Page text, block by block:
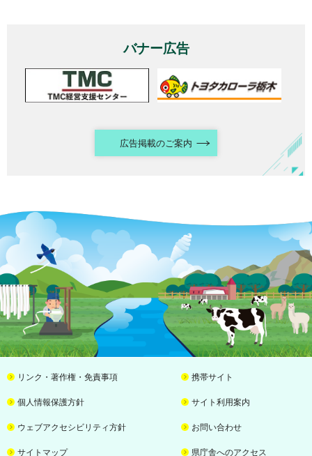
バナー広告
広告掲載のご案内
リンク・著作権・免責事項 携帯サイト
個人情報保護方針 サイト利用案内
ウェブアクセシビリティ方針 お問い合わせ
サイトマップ 県庁舎へのアクセス